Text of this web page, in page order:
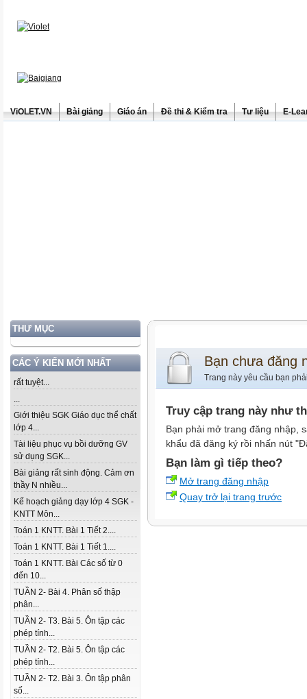
ViOLET.VN Bài giảng Giáo án Đề thi & Kiểm tra Tư liệu E-
THƯ MỤC
CÁC Ý KIẾN MỚI NHẤT
rất tuyệt...
...
Giới thiệu SGK Giáo dục thể chất
lớp 4...
Tài liệu phục vụ bồi dưỡng GV
sử dụng SGK...
Bài giảng rất sinh động. Cảm ơn
thầy N nhiều...
Kế hoạch giảng dạy lớp 4 SGK -
KNTT Môn...
Toán 1 KNTT. Bài 1 Tiết 2....
Toán 1 KNTT. Bài 1 Tiết 1....
Toán 1 KNTT. Bài Các số từ 0
đến 10...
TUẦN 2- Bài 4. Phân số thập
phân...
TUẦN 2- T3. Bài 5. Ôn tập các
phép tính...
TUẦN 2- T2. Bài 5. Ôn tập các
phép tính...
TUẦN 2- T2. Bài 3. Ôn tập phân
số...
Bạn chưa đăng
Trang này yêu cầu bạn
Truy cập trang này như
Bạn phải mở trang đăng nhập,
khẩu đã đăng ký rồi nhấn nút
Bạn làm gì tiếp theo?
Mở trang đăng nhập
Quay trở lại trang trước